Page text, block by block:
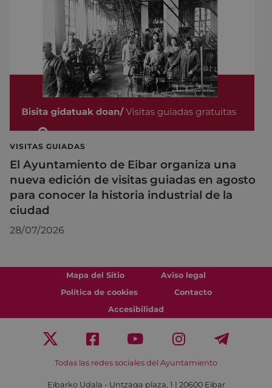
VISITAS GUIADAS
El Ayuntamiento de Eibar organiza una
nueva edición de visitas guiadas en agosto
para conocer la historia industrial de la
ciudad
28/07/2026
Mapa del Sitio
Aviso legal
Política de cookies
Contacto
Accesibilidad
Todas las redes sociales del Ayuntamiento
Eibarko Udala - Untzaga plaza, 1 | 20600 Eibar